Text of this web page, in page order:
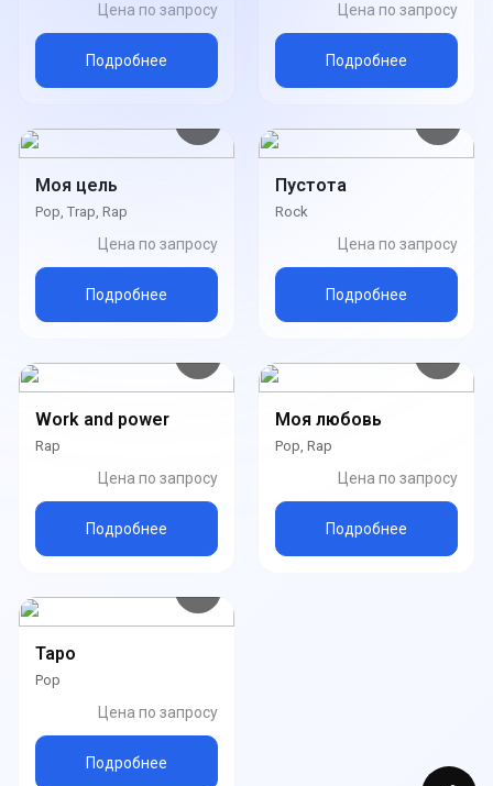
Цена по запросу
Подробнее
Цена по запросу
Подробнее
Моя цель
Pop, Trap, Rap
Цена по запросу
Подробнее
Пустота
Rock
Цена по запросу
Подробнее
Work and power
Rap
Цена по запросу
Подробнее
Моя любовь
Pop, Rap
Цена по запросу
Подробнее
Таро
Pop
Цена по запросу
Подробнее